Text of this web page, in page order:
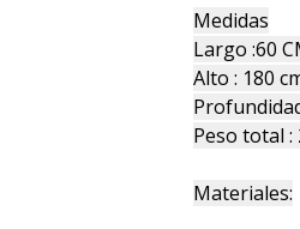
Medidas
Largo :60
Alto : 180
Peso total :
Materiales: